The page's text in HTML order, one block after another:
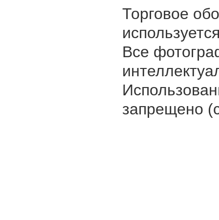
Торговое
Все
запрещено